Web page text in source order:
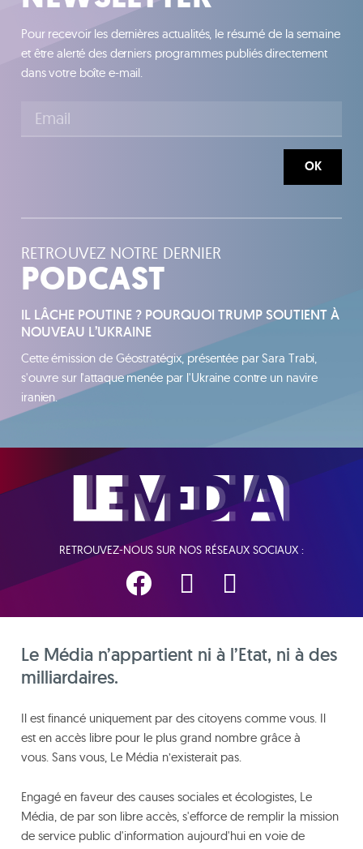
Pour recevoir les dernières actualités, le résumé de la semaine
et être alerté des derniers programmes publiés directement
dans votre boîte e-mail.
OK
RETROUVEZ NOTRE DERNIER
PODCAST
IL LÂCHE POUTINE ? POURQUOI TRUMP SOUTIENT À
NOUVEAU L’UKRAINE
Cette émission de Géostratégix, présentée par Sara Trabi,
s'ouvre sur l'attaque menée par l'Ukraine contre un navire
iranien.
RETROUVEZ-NOUS SUR NOS RÉSEAUX SOCIAUX :
Le Média n’appartient ni à l’Etat, ni à des
milliardaires.
Il est financé uniquement par des citoyens comme vous. Il
est en accès libre pour le plus grand nombre grâce à
vous. Sans vous, Le Média n’existerait pas.
Engagé en faveur des causes sociales et écologistes, Le
Média, de par son libre accès, s'efforce de remplir la mission
de service public d'information aujourd'hui en voie de